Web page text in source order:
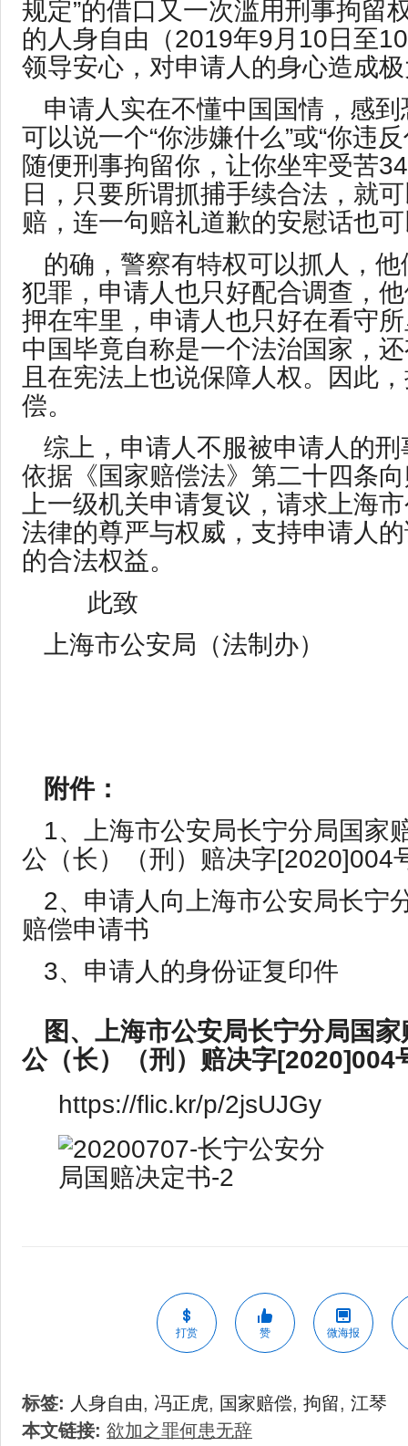
规定”的借口又一次滥用刑事拘留
的人身自由（2019年9月10日至
领导安心，对申请人的身心造成
申请人实在不懂中国国情，感
可以说一个“你涉嫌什么”或“你违
随便刑事拘留你，让你坐牢受苦
日，只要所谓抓捕手续合法，就
赔，连一句赔礼道歉的安慰话也
的确，警察有特权可以抓人，
犯罪，申请人也只好配合调查，
押在牢里，申请人也只好在看守
中国毕竟自称是一个法治国家，
且在宪法上也说保障人权。因此
偿。
综上，申请人不服被申请人的
依据《国家赔偿法》第二十四条
上一级机关申请复议，请求上海
法律的尊严与权威，支持申请人
的合法权益。
此致
上海市公安局（法制办）
附件：
1、上海市公安局长宁分局国家
公（长）（刑）赔决字[2020]004
2、申请人向上海市公安局长宁
赔偿申请书
3、申请人的身份证复印件
图、上海市公安局长宁分局国
公（长）（刑）赔决字[2020]004
https://flic.kr/p/2jsUJGy
打赏 赞 微海报
标签: 人身自由, 冯正虎, 国家赔偿, 拘留, 江琴
本文链接: 欲加之罪何患无辞